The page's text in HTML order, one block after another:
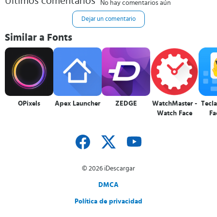
No hay comentarios aún
Dejar un comentario
Similar a Fonts
OPixels Apex Launcher ZEDGE
WatchMaster -
Watch Face
© 2026 iDescargar
DMCA
Política de privacidad